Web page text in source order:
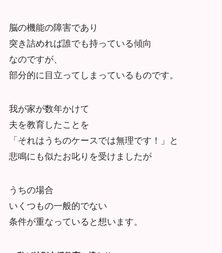
脳の機能の障害であり
突き詰めれば誰でも持っている傾向
なのですが、
部分的に目立ってしまっているものです。
我が家が数年かけて
夫を教育したことを
「それはうちのケースでは無理です！」と
悲鳴にも似たお叱りを受けましたが
うちの場合
いくつもの一般的でない
条件が重なっていると想います。